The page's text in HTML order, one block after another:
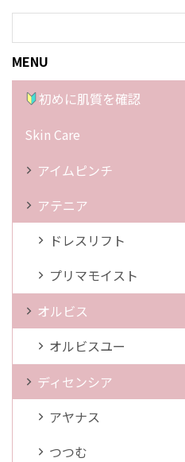
MENU
初めに肌質を確認
Skin Care
アイムピンチ
アテニア
ドレスリフト
プリマモイスト
オルビス
オルビスユー
ディセンシア
アヤナス
つつむ